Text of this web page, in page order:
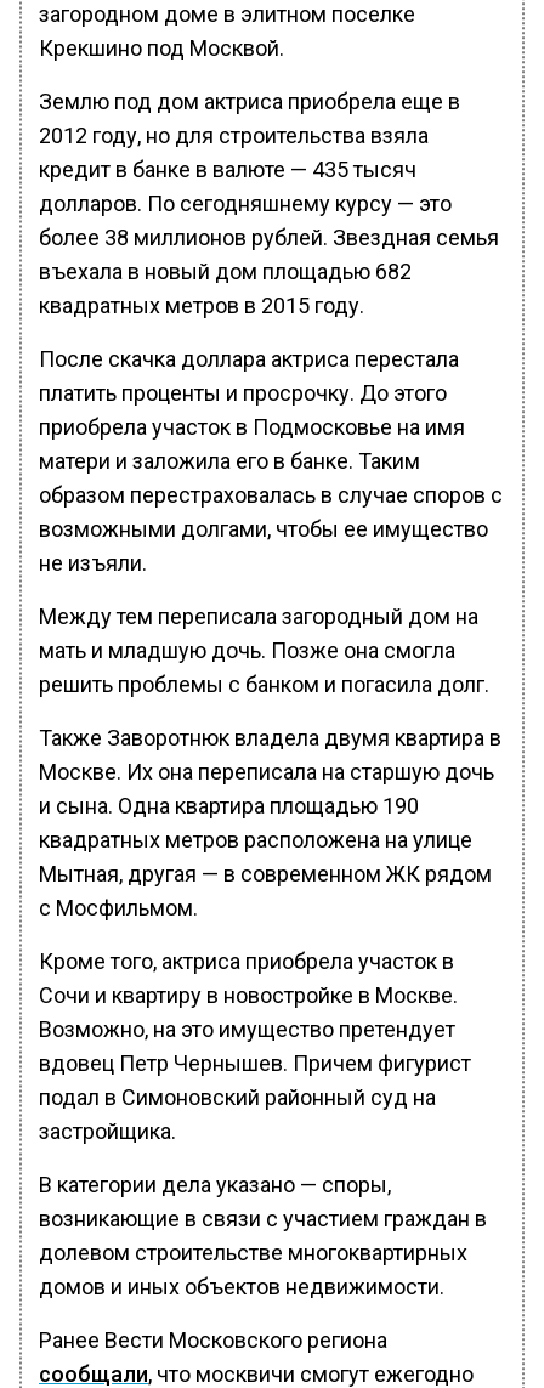
загородном доме в элитном поселке
Крекшино под Москвой.
Землю под дом актриса приобрела еще в
2012 году, но для строительства взяла
кредит в банке в валюте — 435 тысяч
долларов. По сегодняшнему курсу — это
более 38 миллионов рублей. Звездная семья
въехала в новый дом площадью 682
квадратных метров в 2015 году.
После скачка доллара актриса перестала
платить проценты и просрочку. До этого
приобрела участок в Подмосковье на имя
матери и заложила его в банке. Таким
образом перестраховалась в случае споров с
возможными долгами, чтобы ее имущество
не изъяли.
Между тем переписала загородный дом на
мать и младшую дочь. Позже она смогла
решить проблемы с банком и погасила долг.
Также Заворотнюк владела двумя квартира в
Москве. Их она переписала на старшую дочь
и сына. Одна квартира площадью 190
квадратных метров расположена на улице
Мытная, другая — в современном ЖК рядом
с Мосфильмом.
Кроме того, актриса приобрела участок в
Сочи и квартиру в новостройке в Москве.
Возможно, на это имущество претендует
вдовец Петр Чернышев. Причем фигурист
подал в Симоновский районный суд на
застройщика.
В категории дела указано — споры,
возникающие в связи с участием граждан в
долевом строительстве многоквартирных
домов и иных объектов недвижимости.
Ранее Вести Московского региона
сообщали, что москвичи смогут ежегодно